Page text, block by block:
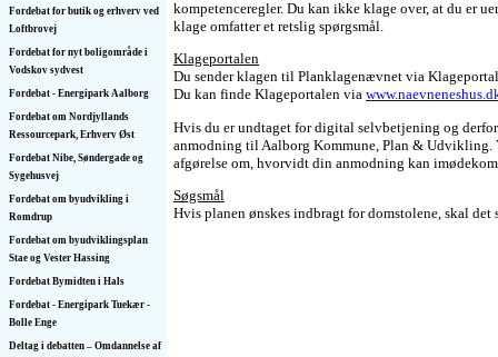
Fordebat for butik og erhverv ved
Loftbrovej
Fordebat for nyt boligområde i
Vodskov sydvest
Fordebat - Energipark Aalborg
Fordebat om Nordjyllands
Ressourcepark, Erhverv Øst
Fordebat Nibe, Søndergade og
Sygehusvej
Fordebat om byudvikling i
Romdrup
Fordebat om byudviklingsplan
Stae og Vester Hassing
Fordebat Bymidten i Hals
Fordebat - Energipark Tuekær -
Bolle Enge
Deltag i debatten – Omdannelse af
kompetenceregler. Du kan ikke klage over, at du er
klage omfatter et retslig spørgsmål.
Klageportalen
Du sender klagen til Planklagenævnet via
Du kan finde Klageportalen via
Hvis du er undtaget for digital selvbetjening og
anmodning til Aalborg Kommune, Plan & Udvikling.
afgørelse om, hvorvidt din anmodning kan
Søgsmål
Hvis planen ønskes indbragt for domstolene, skal